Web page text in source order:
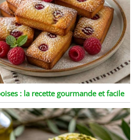
: la recette gourmande et facile